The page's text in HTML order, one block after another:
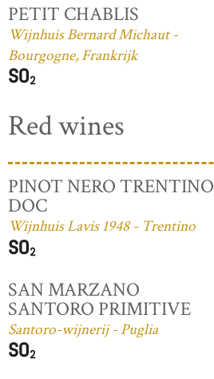
PETIT CHABLIS
Wijnhuis Bernard Michaut -
Bourgogne, Frankrijk
Red wines
PINOT NERO TRENTINO
DOC
Wijnhuis Lavis 1948 - Trentino
SAN MARZANO
SANTORO PRIMITIVE
Santoro-wijnerij - Puglia